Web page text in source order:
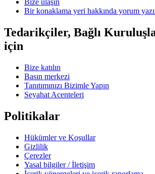
Bize ulaşın
Bir konaklama yeri hakkında yorum
Tedarikçiler, Bağlı
için
Bize katılın
Basın merkezi
Tanıtımınızı Bizimle Yapın
Seyahat Acenteleri
Politikalar
Hükümler ve Koşullar
Gizlilik
Çerezler
Yasal bilgiler / İletişim